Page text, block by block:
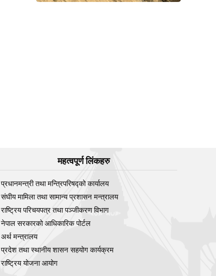
महत्वपूर्ण लिंकहरु
प्रधानमन्त्री तथा मन्त्रिपरिषद्को कार्यालय
संघीय मामिला तथा सामान्य प्रशासन मन्त्रालय
राष्ट्रिय परिचयपत्र तथा पञ्‍जीकरण विभाग
नेपाल सरकारको आधिकारिक पोर्टल
अर्थ मन्त्रालय
प्रदेश तथा स्थानीय शासन सहयोग कार्यक्रम
राष्ट्रिय योजना आयोग